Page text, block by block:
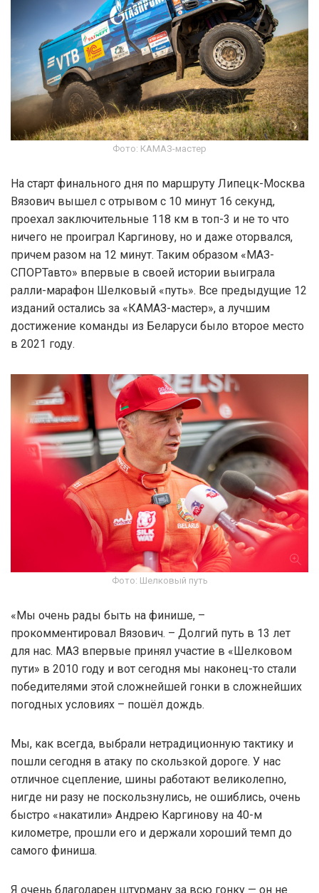
Фото: КАМАЗ-мастер
На старт финального дня по маршруту Липецк-Москва
Вязович вышел с отрывом с 10 минут 16 секунд,
проехал заключительные 118 км в топ-3 и не то что
ничего не проиграл Каргинову, но и даже оторвался,
причем разом на 12 минут. Таким образом «МАЗ-
СПОРТавто» впервые в своей истории выиграла
ралли-марафон Шелковый «путь». Все предыдущие 12
изданий остались за «КАМАЗ-мастер», а лучшим
достижение команды из Беларуси было второе место
в 2021 году.
Фото: Шелковый путь
«Мы очень рады быть на финише, –
прокомментировал Вязович. – Долгий путь в 13 лет
для нас. МАЗ впервые принял участие в «Шелковом
пути» в 2010 году и вот сегодня мы наконец-то стали
победителями этой сложнейшей гонки в сложнейших
погодных условиях – пошёл дождь.
Мы, как всегда, выбрали нетрадиционную тактику и
пошли сегодня в атаку по скользкой дороге. У нас
отличное сцепление, шины работают великолепно,
нигде ни разу не поскользнулись, не ошиблись, очень
быстро «накатили» Андрею Каргинову на 40-м
километре, прошли его и держали хороший темп до
самого финиша.
Я очень благодарен штурману за всю гонку — он не